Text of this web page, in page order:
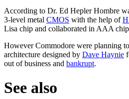
According to Dr. Ed Hepler Hombre
3-level metal CMOS with the help of
Lisa chip and collaborated in AAA
However Commodore were planning
architecture designed by Dave Haynie
out of business and bankrupt.
See also